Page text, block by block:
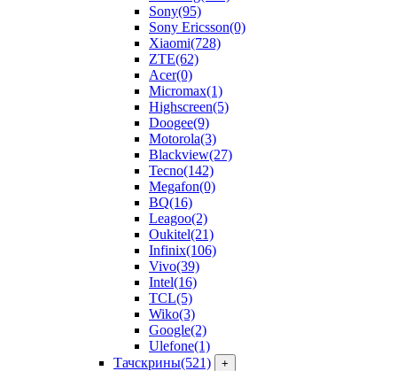
Sony(95)
Sony Ericsson(0)
Xiaomi(728)
ZTE(62)
Acer(0)
Micromax(1)
Highscreen(5)
Doogee(9)
Motorola(3)
Blackview(27)
Tecno(142)
Megafon(0)
BQ(16)
Leagoo(2)
Oukitel(21)
Infinix(106)
Vivo(39)
Intel(16)
TCL(5)
Wiko(3)
Google(2)
Ulefone(1)
Тачскрины(521) +